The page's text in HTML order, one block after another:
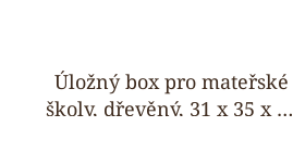
Úložný box pro mateřské
školy, dřevěný, 31 x 35 x 19